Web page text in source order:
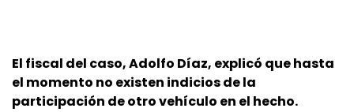
El fiscal del caso, Adolfo Díaz, explicó que hasta
el momento no existen indicios de la
participación de otro vehículo en el hecho.